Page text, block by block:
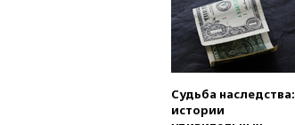
Судьба наследства:
истории